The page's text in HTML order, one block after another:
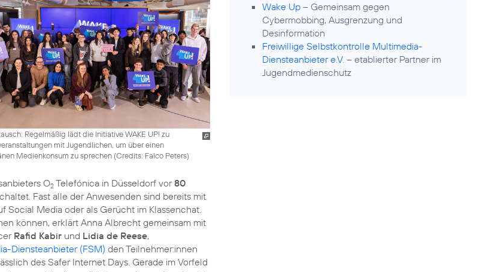
Regelmäßig lädt die Initiative WAKE UP! zu
mit Jugendlichen, um über einen
Medienkonsum zu sprechen (Credits: Falco Peters)
O2 Telefónica in Düsseldorf vor80
Fast alle der Anwesenden sind bereits mit
Social Media oder als Gerücht im Klassenchat.
können, erklärt Anna Albrecht gemeinsam mit
Rafid Kabir und Lidia de Reese,
Diensteanbieter (FSM) den Teilnehmer:innen
des Safer Internet Days. Gerade im Vorfeld
Wake Up – Gemeinsam gegen
Cybermobbing, Ausgrenzung und
Desinformation
Freiwillige Selbstkontrolle Multimedia-
Diensteanbieter e.V. – etablierter Partner im
Jugendmedienschutz